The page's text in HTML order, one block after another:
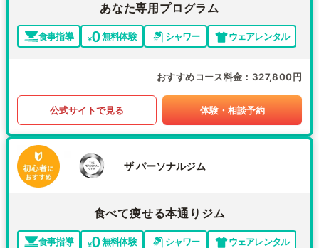
あなた専用プログラム
食事指導 無料体験 シャワー ウェアレンタル
おすすめコース料金 327,800円
公式サイトで見る 体験・相談予約
ザ パーソナルジム
食べて痩せる本通りジム
食事指導 無料体験 シャワー ウェアレンタル